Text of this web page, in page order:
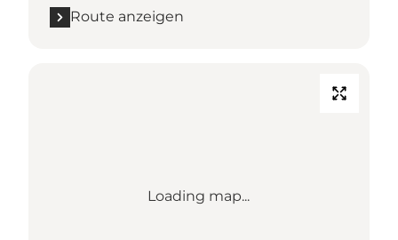
Route anzeigen
Loading map...